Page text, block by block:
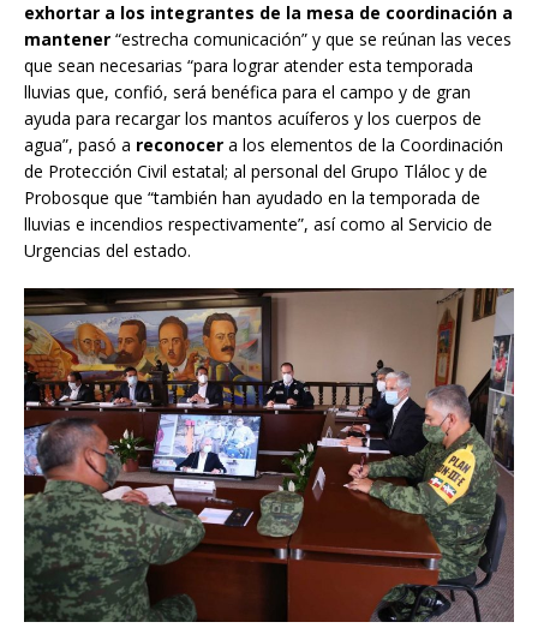
exhortar a los integrantes de la mesa de coordinación a
mantener “estrecha comunicación” y que se reúnan las veces
que sean necesarias “para lograr atender esta temporada
lluvias que, confió, será benéfica para el campo y de gran
ayuda para recargar los mantos acuíferos y los cuerpos de
agua”, pasó a reconocer a los elementos de la Coordinación
de Protección Civil estatal; al personal del Grupo Tláloc y de
Probosque que “también han ayudado en la temporada de
lluvias e incendios respectivamente”, así como al Servicio de
Urgencias del estado.